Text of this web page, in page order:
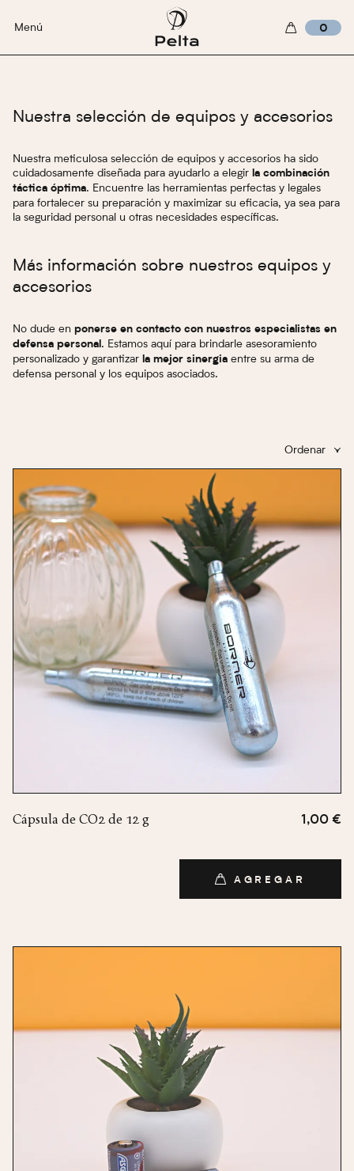
Menú 0
Nuestra selección de equipos y accesorios
Nuestra meticulosa selección de equipos y accesorios ha sido
cuidadosamente diseñada para ayudarlo a elegir la combinación
táctica óptima. Encuentre las herramientas perfectas y legales
para fortalecer su preparación y maximizar su eficacia, ya sea para
la seguridad personal u otras necesidades específicas.
Más información sobre nuestros equipos y
accesorios
No dude en ponerse en contacto con nuestros especialistas en
defensa personal. Estamos aquí para brindarle asesoramiento
personalizado y garantizar la mejor sinergia entre su arma de
defensa personal y los equipos asociados.
Ordenar
Cápsula de CO2 de 12 g 1,00 €
AGREGAR